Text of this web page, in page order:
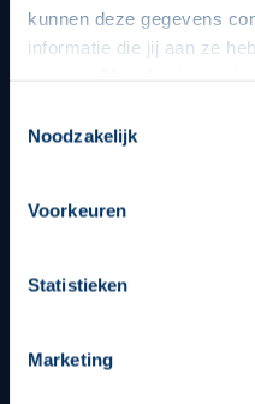
kunnen deze gegevens
informatie die jij aan ze
op een veilige en integere
beheren op de privacy-
Noodzakelijk
Voorkeuren
Statistieken
Marketing